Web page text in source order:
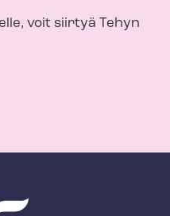
voit siirtyä Tehyn